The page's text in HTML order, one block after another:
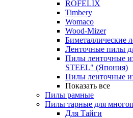
ROFELIX
Timbery
Womaco
Wood-Mizer
Биметаллические
Ленточные пилы
Пилы ленточные
STEEL" (Япония)
Пилы ленточные
Показать все
Пилы рамные
Пилы тарные для
Для Тайги